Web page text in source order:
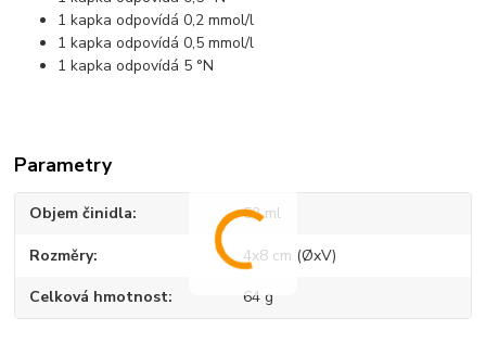
1 kapka odpovídá 0,2 mmol/l
1 kapka odpovídá 0,5 mmol/l
1 kapka odpovídá 5 °N
Parametry
Objem činidla 52 ml
Rozměry 4x8 cm (ØxV)
Celková hmotnost 64 g